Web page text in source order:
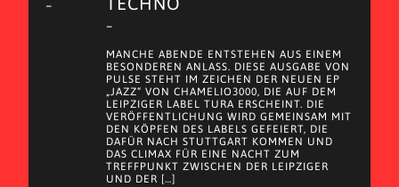
–
–
MANCHE ABENDE ENTSTEHEN AUS EINEM
BESONDEREN ANLASS. DIESE AUSGABE VON
PULSE STEHT IM ZEICHEN DER NEUEN EP
„JAZZ“ VON CHAMELIO3000, DIE AUF DEM
LEIPZIGER LABEL TURA ERSCHEINT. DIE
VERÖFFENTLICHUNG WIRD GEMEINSAM MIT
DEN KÖPFEN DES LABELS GEFEIERT, DIE
DAFÜR NACH STUTTGART KOMMEN UND
DAS CLIMAX FÜR EINE NACHT ZUM
TREFFPUNKT ZWISCHEN DER LEIPZIGER
UND DER […]